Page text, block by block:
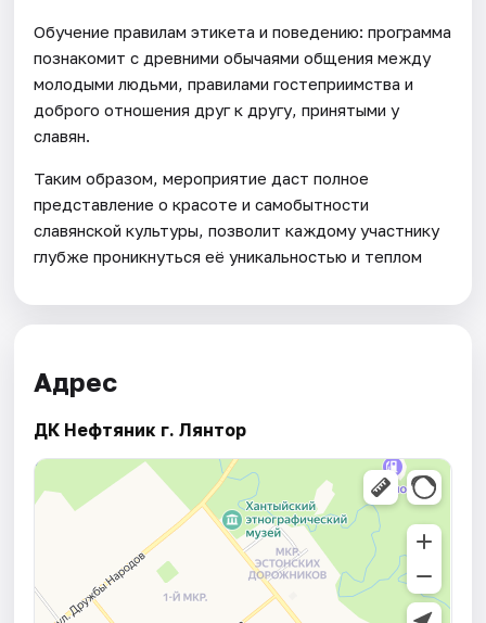
Обучение правилам этикета и поведению: программа
познакомит с древними обычаями общения между
молодыми людьми, правилами гостеприимства и
доброго отношения друг к другу, принятыми у
славян.
Таким образом, мероприятие даст полное
представление о красоте и самобытности
славянской культуры, позволит каждому участнику
глубже проникнуться её уникальностью и теплом
Адрес
ДК Нефтяник г. Лянтор